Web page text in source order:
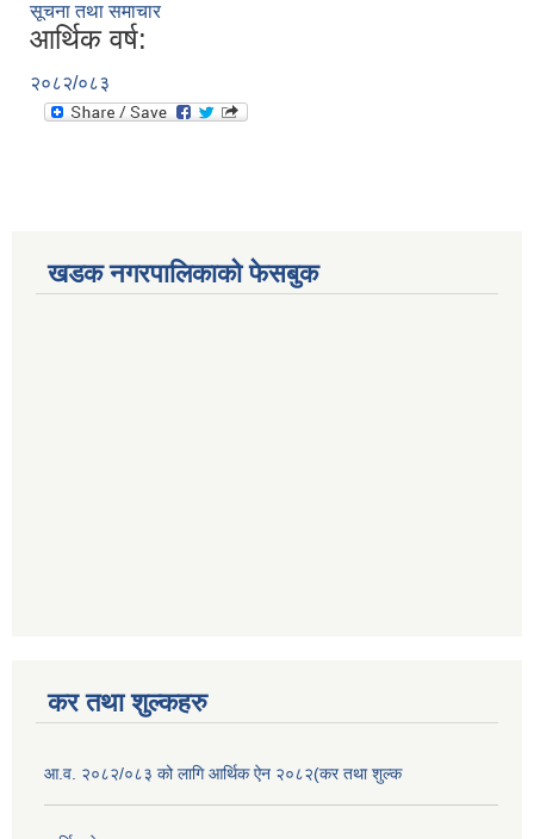
सूचना तथा समाचार
आर्थिक वर्ष:
२०८२/०८३
खडक नगरपालिकाको फेसबुक
कर तथा शुल्कहरु
आ.व. २०८२/०८३ को लागि आर्थिक ऐन २०८२(कर तथा शुल्क